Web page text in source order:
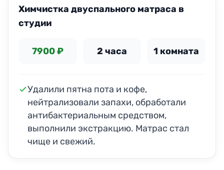
Химчистка двуспального матраса в
студии
7900 ₽ 2 часа 1 комната
Удалили пятна пота и кофе,
нейтрализовали запахи, обработали
антибактериальным средством,
выполнили экстракцию. Матрас стал
чище и свежий.